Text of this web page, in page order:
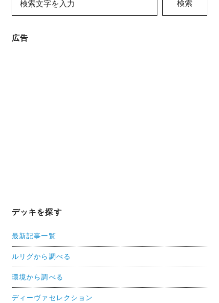
検索
広告
デッキを探す
最新記事一覧
ルリグから調べる
環境から調べる
ディーヴァセレクション